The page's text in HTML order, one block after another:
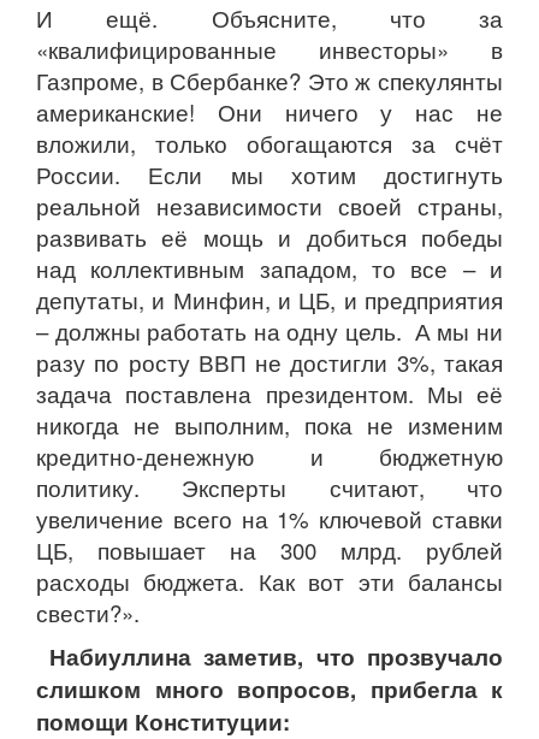
И ещё. Объясните, что за
«квалифицированные инвесторы» в
Газпроме, в Сбербанке? Это ж спекулянты
американские! Они ничего у нас не
вложили, только обогащаются за счёт
России. Если мы хотим достигнуть
реальной независимости своей страны,
развивать её мощь и добиться победы
над коллективным западом, то все – и
депутаты, и Минфин, и ЦБ, и предприятия
– должны работать на одну цель. А мы ни
разу по росту ВВП не достигли 3%, такая
задача поставлена президентом. Мы её
никогда не выполним, пока не изменим
кредитно-денежную и бюджетную
политику. Эксперты считают, что
увеличение всего на 1% ключевой ставки
ЦБ, повышает на 300 млрд. рублей
расходы бюджета. Как вот эти балансы
свести?».
Набиуллина заметив, что прозвучало
слишком много вопросов, прибегла к
помощи Конституции: